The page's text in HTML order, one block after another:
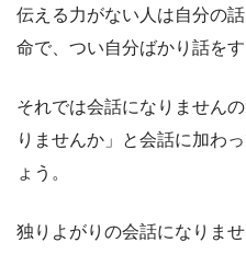
伝える力がない人は自分の
命で、つい自分ばかり話をす
それでは会話になりません
りませんか」と会話に加わ
ょう。
独りよがりの会話になりま